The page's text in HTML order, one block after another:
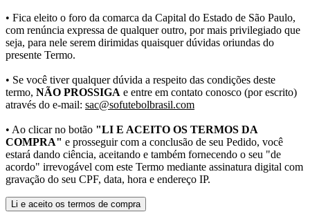
• Fica eleito o foro da comarca da Capital do Estado de São Paulo,
com renúncia expressa de qualquer outro, por mais privilegiado que
seja, para nele serem dirimidas quaisquer dúvidas oriundas do
presente Termo.
• Se você tiver qualquer dúvida a respeito das condições deste
termo, NÃO PROSSIGA e entre em contato conosco (por escrito)
através do e-mail: sac@sofutebolbrasil.com
• Ao clicar no botão "LI E ACEITO OS TERMOS DA
COMPRA" e prosseguir com a conclusão de seu Pedido, você
estará dando ciência, aceitando e também fornecendo o seu "de
acordo" irrevogável com este Termo mediante assinatura digital com
gravação do seu CPF, data, hora e endereço IP.
Li e aceito os termos de compra